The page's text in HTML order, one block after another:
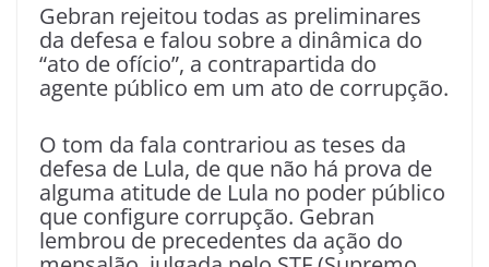
Gebran rejeitou todas as preliminares
da defesa e falou sobre a dinâmica do
“ato de ofício”, a contrapartida do
agente público em um ato de corrupção.
O tom da fala contrariou as teses da
defesa de Lula, de que não há prova de
alguma atitude de Lula no poder público
que configure corrupção. Gebran
lembrou de precedentes da ação do